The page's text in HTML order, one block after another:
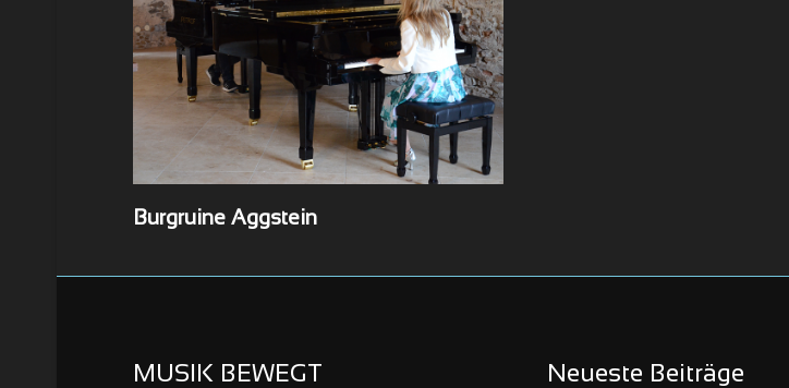
Burgruine Aggstein
MUSIK BEWEGT Neueste Beiträge